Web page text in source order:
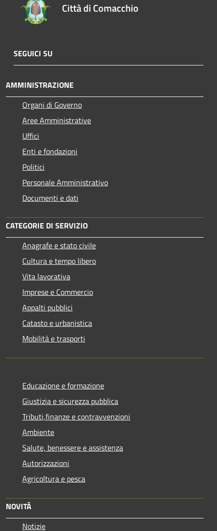
Città di Comacchio
SEGUICI SU
AMMINISTRAZIONE
Organi di Governo
Aree Amministrative
Uffici
Enti e fondazioni
Politici
Personale Amministrativo
Documenti e dati
CATEGORIE DI SERVIZIO
Anagrafe e stato civile
Cultura e tempo libero
Vita lavorativa
Imprese e Commercio
Appalti pubblici
Catasto e urbanistica
Mobilità e trasporti
Educazione e formazione
Giustizia e sicurezza pubblica
Tributi,finanze e contravvenzioni
Ambiente
Salute, benessere e assistenza
Autorizzazioni
Agricoltura e pesca
NOVITÀ
Notizie